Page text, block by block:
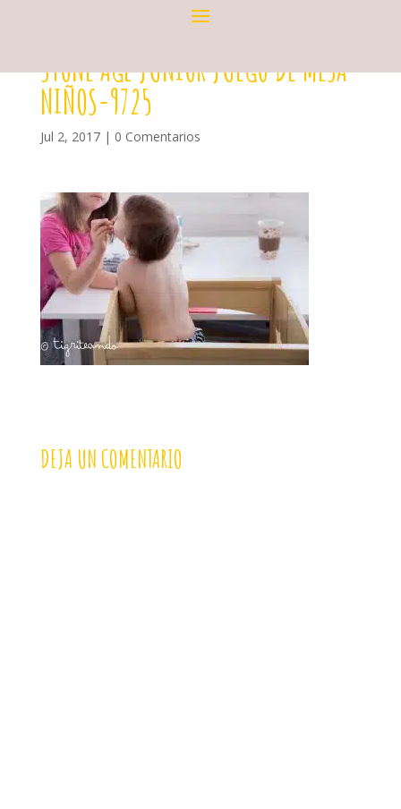
STONE AGE JUNIOR JUEGO DE MESA
NIÑOS-9725
Jul 2, 2017| 0 Comentarios
DEJA UN COMENTARIO